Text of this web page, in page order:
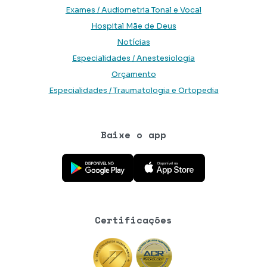
Exames / Audiometria Tonal e Vocal
Hospital Mãe de Deus
Notícias
Especialidades / Anestesiologia
Orçamento
Especialidades / Traumatologia e Ortopedia
Baixe o app
Baixe o aplicativo na Google Play Store
Baixe o aplicativo na App Store
Certificações